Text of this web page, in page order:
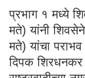
प्रभाग १ मध्ये
मते) यांनी
मते) यांचा
दिपक शिरधनकर